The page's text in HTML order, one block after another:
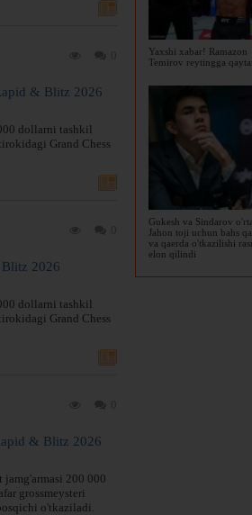
Yaxshi xabar! Ramazon
Temirov reytingga
Gukesh va Sindarov
Jahon toji uchun bahs
va qaerda o'tkazilishi
elon qilindi
& Blitz 2026
dollarni tashkil
Grand Chess
Blitz 2026
dollarni tashkil
Grand Chess
& Blitz 2026
200 000
grossmeysteri
o'tkaziladi.